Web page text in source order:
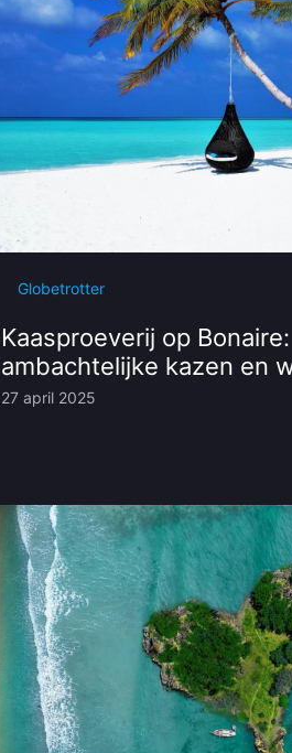
Globetrotter
Kaasproeverij op Bonaire:
ambachtelijke kazen en
27 april 2025